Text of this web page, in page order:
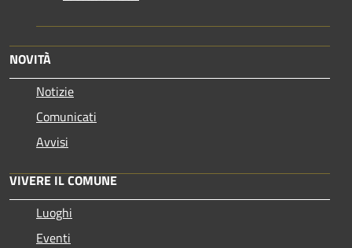
NOVITÀ
Notizie
Comunicati
Avvisi
VIVERE IL COMUNE
Luoghi
Eventi